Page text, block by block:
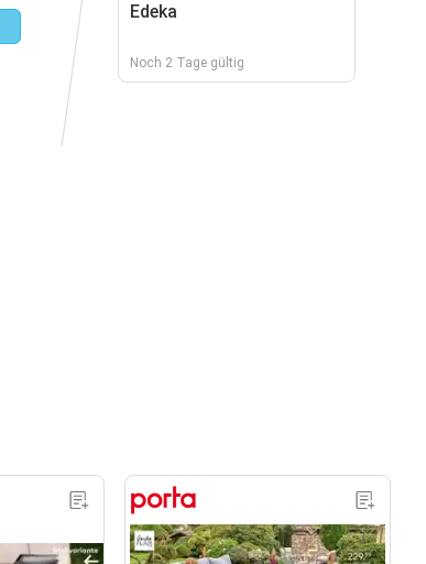
Edeka
Noch 2 Tage gültig